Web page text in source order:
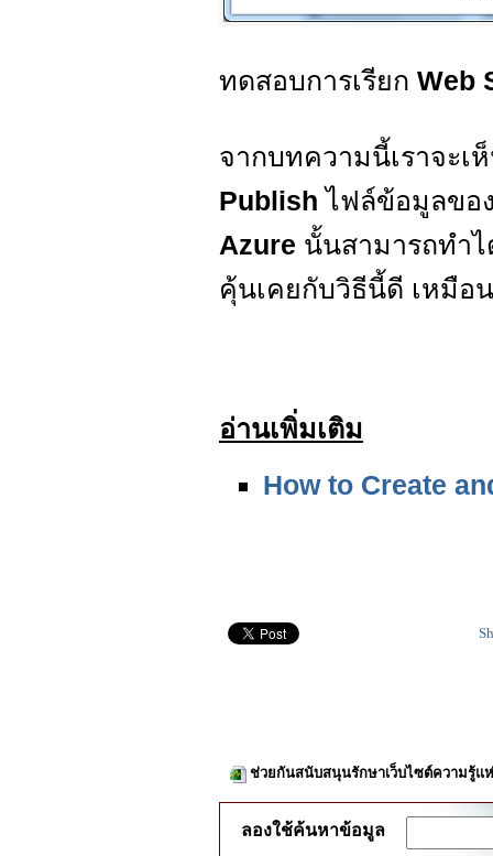
ทดสอบการเรียก Web
จากบทความนี้เราจะเ
Publishไฟล์ข้อมูลขอ
Azure นั้นสามารถทำ
คุ้นเคยกับวิธีนี้ดี เหมือ
อ่านเพิ่มเติม
How to Create
ช่วยกันสนับสนุนรักษาเว็บไซต์ความรู้แ
ลองใช้ค้นหาข้อมูล